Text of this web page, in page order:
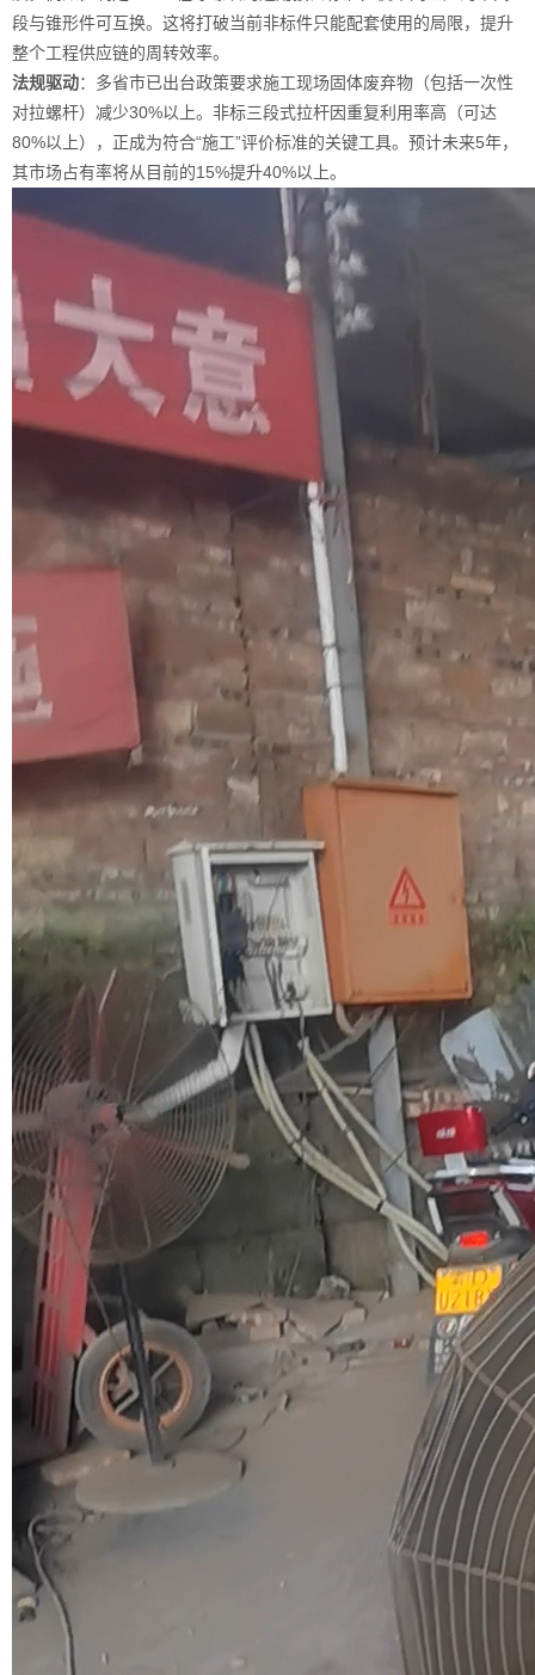
段与锥形件可互换。这将打破当前非标件只能配套使用的局限，提升
整个工程供应链的周转效率。
法规驱动：多省市已出台政策要求施工现场固体废弃物（包括一次性
对拉螺杆）减少30%以上。非标三段式拉杆因重复利用率高（可达
80%以上），正成为符合“施工”评价标准的关键工具。预计未来5年，
其市场占有率将从目前的15%提升40%以上。